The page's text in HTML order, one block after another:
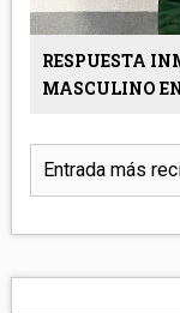
RESPUESTA
MASCULINO
Entrada más